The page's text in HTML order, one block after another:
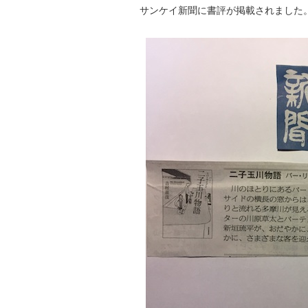
サンケイ新聞に書評が掲載されました